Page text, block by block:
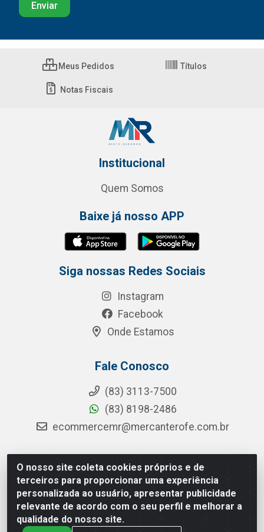
O nosso site coleta cookies próprios e de
terceiros para proporcionar uma experiência
personalizada ao usuário, apresentar publicidade
relevante de acordo com o seu perfil e melhorar a
qualidade do nosso site.
Meus Pedidos Títulos
Notas Fiscais
Institucional
Quem Somos
Baixe já nosso APP
Siga nossas Redes Sociais
Instagram
Facebook
Onde Estamos
Fale Conosco
(83) 3113-7500
(83) 8198-2486
ecommercemr@mercanterofe.com.br
MR Distribuidora - Rua Hortêncio Ribeiro de Luna, 3777 -
Distrito Industrial, João Pessoa/PB - CEP 58081-400 -
CNPJ 35.428.312/0001-85